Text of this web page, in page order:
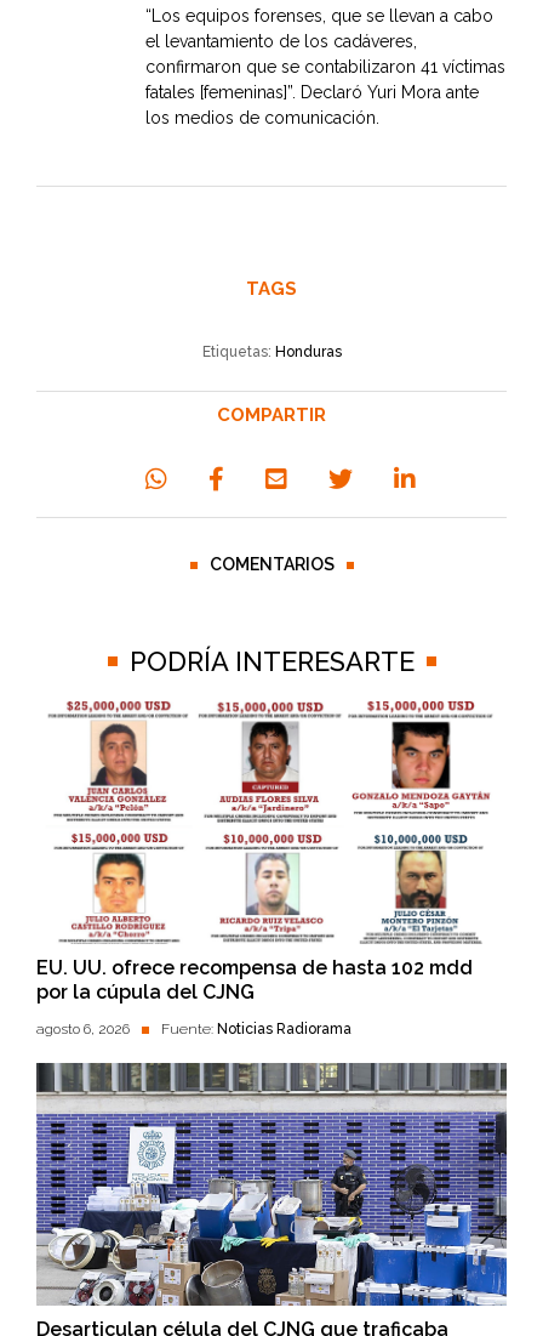
“Los equipos forenses, que se llevan a cabo
el levantamiento de los cadáveres,
confirmaron que se contabilizaron 41 víctimas
fatales [femeninas]”. Declaró Yuri Mora ante
los medios de comunicación.
TAGS
Etiquetas: Honduras
COMPARTIR
COMENTARIOS
PODRÍA INTERESARTE
EU. UU. ofrece recompensa de hasta 102 mdd
por la cúpula del CJNG
agosto 6, 2026 Fuente: Noticias Radiorama
Desarticulan célula del CJNG que traficaba